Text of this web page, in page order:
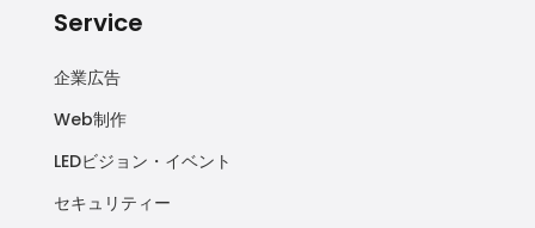
Service
企業広告
Web制作
LEDビジョン・イベント
セキュリティー